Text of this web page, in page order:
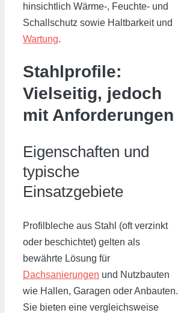
hinsichtlich Wärme-, Feuchte- und
Schallschutz sowie Haltbarkeit und
Wartung.
Stahlprofile:
Vielseitig, jedoch
mit Anforderungen
Eigenschaften und
typische
Einsatzgebiete
Profilbleche aus Stahl (oft verzinkt
oder beschichtet) gelten als
bewährte Lösung für
Dachsanierungen und Nutzbauten
wie Hallen, Garagen oder Anbauten.
Sie bieten eine vergleichsweise